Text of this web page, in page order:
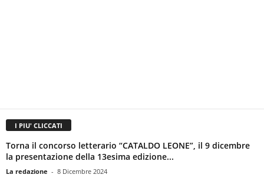
I PIU' CLICCATI
Torna il concorso letterario “CATALDO LEONE”, il 9 dicembre
la presentazione della 13esima edizione...
La redazione - 8 Dicembre 2024